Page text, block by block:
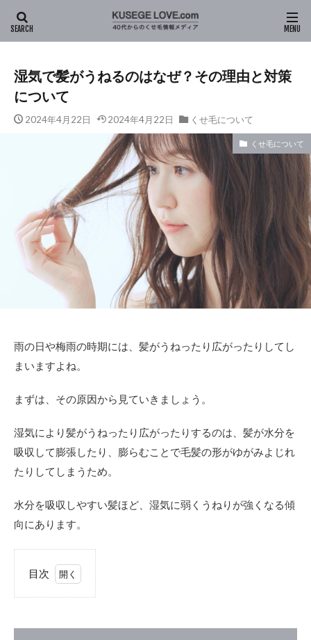
HOME くせ毛について 湿気で髪がうねるのは
湿気で髪がうねるのはなぜ？その理由と対策
について
2024年4月22日 2024年4月22日 くせ毛について
くせ毛について
雨の日や梅雨の時期には、髪がうねったり広がったりしてし
まいますよね。
まずは、その原因から見ていきましょう。
湿気により髪がうねったり広がったりするのは、髪が水分を
吸収して膨張したり、膨らむことで毛髪の形がゆがみよじれ
たりしてしまうため。
水分を吸収しやすい髪ほど、湿気に弱くうねりが強くなる傾
向にあります。
目次